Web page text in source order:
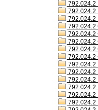
792.024.2
792.024.2
792.024.2
792.024.2
792.024.2
792.024.2
792.024.2
792.024.2
792.024.2
792.024.2
792.024.2
792.024.2
792.024.2
792.024.2